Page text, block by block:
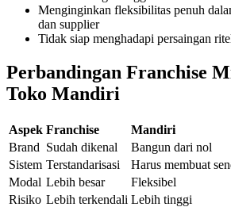
Menginginkan fleksibilitas penuh
dan supplier
Tidak siap menghadapi persaingan
Perbandingan Franchise
Toko Mandiri
Aspek Franchise
Mandiri
Brand Sudah dikenal
Bangun dari nol
Sistem Terstandarisasi
Harus membuat
Modal Lebih besar
Fleksibel
Risiko Lebih terkendali Lebih tinggi